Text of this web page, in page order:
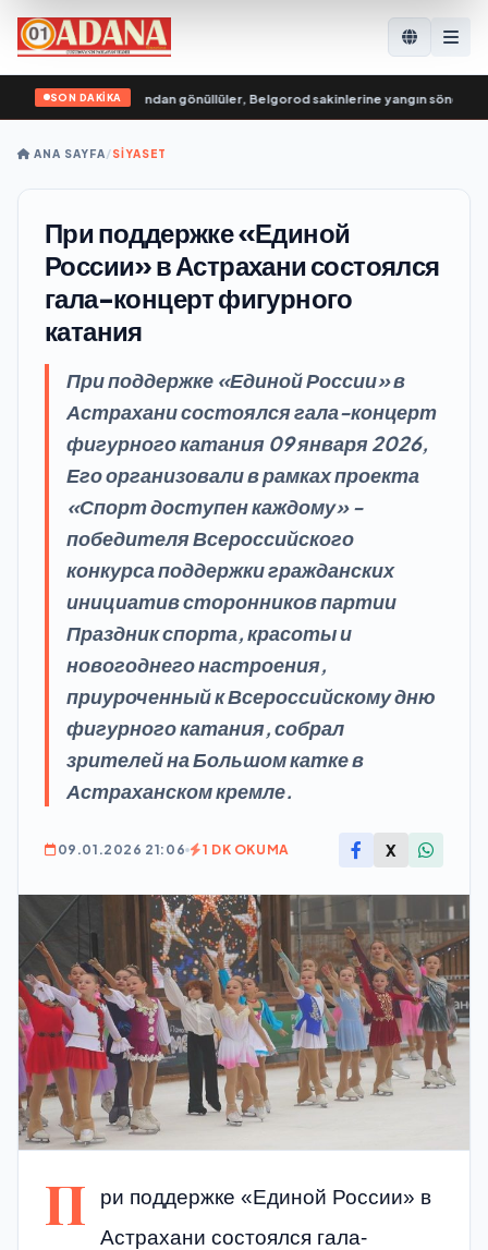
SON DAKİKA
Genç Muhafızları’ndan gönüllüler, Belgorod sakinlerine yangın
ANA SAYFA/SİYASET
При поддержке «Единой
России» в Астрахани состоялся
гала-концерт фигурного
катания
При поддержке «Единой России» в
Астрахани состоялся гала-концерт
фигурного катания 09 января 2026,
Его организовали в рамках проекта
«Спорт доступен каждому» -
победителя Всероссийского
конкурса поддержки гражданских
инициатив сторонников партии
Праздник спорта, красоты и
новогоднего настроения,
приуроченный к Всероссийскому дню
фигурного катания, собрал
зрителей на Большом катке в
Астраханском кремле.
09.01.2026 21:06 1 DK OKUMA X
П
ри поддержке «Единой России» в
Астрахани состоялся гала-